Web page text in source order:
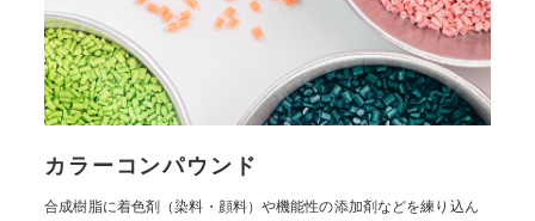
カラーコンパウンド
合成樹脂に着色剤（染料・顔料）や機能性の添加剤などを練り込ん